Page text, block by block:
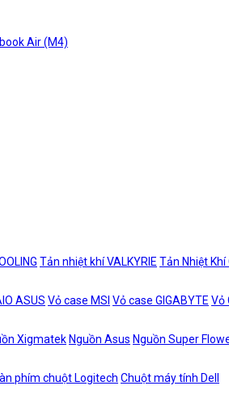
Air (M4)
Tản nhiệt khí VALKYRIE Tản Nhiệt Khí
ASUS Vỏ case MSI Vỏ case GIGABYTE Vỏ
Xigmatek Nguồn Asus Nguồn Super
phím chuột Logitech Chuột máy tính Dell